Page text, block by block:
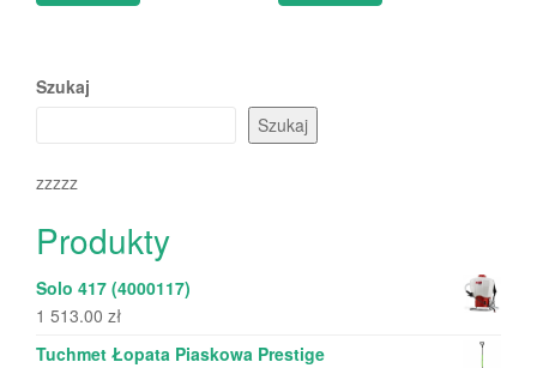
Szukaj
Szukaj
zzzzz
Produkty
Solo 417 (4000117)
1 513.00 zł
Tuchmet Łopata Piaskowa Prestige